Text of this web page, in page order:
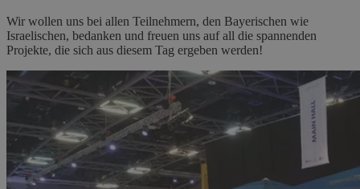
Wir wollen uns bei allen Teilnehmern, den Bayerischen wie
Israelischen, bedanken und freuen uns auf all die spannenden
Projekte, die sich aus diesem Tag ergeben werden!